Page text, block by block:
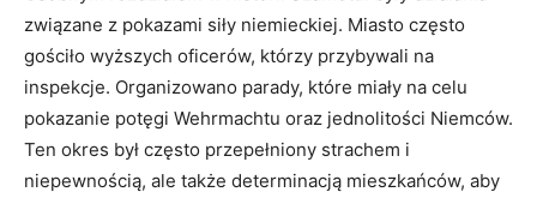
związane z pokazami siły niemieckiej. Miasto często
gościło wyższych oficerów, którzy przybywali na
inspekcje. Organizowano parady, które miały na celu
pokazanie potęgi Wehrmachtu oraz jednolitości Niemców.
Ten okres był często przepełniony strachem i
niepewnością, ale także determinacją mieszkańców, aby